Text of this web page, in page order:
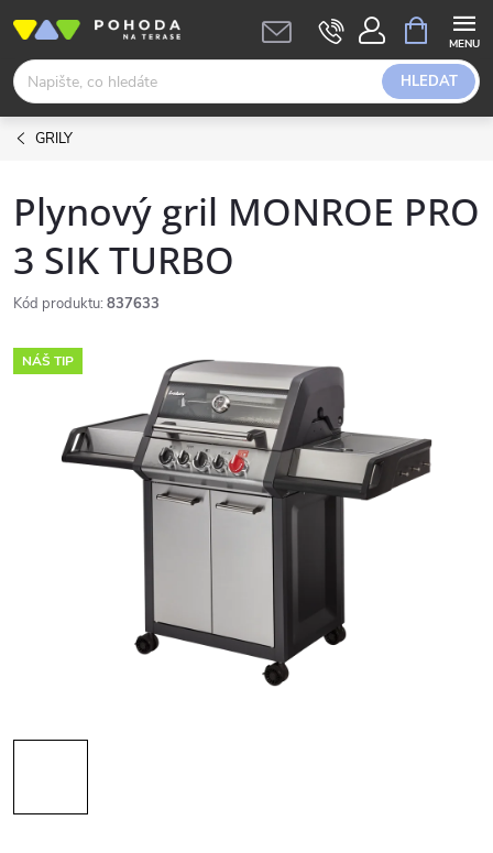
obsah
HLEDAT
NÁKUPNÍ
KOŠÍK
GRILY
Plynový gril MONROE PRO
3 SIK TURBO
Kód produktu: 837633
NÁŠ TIP